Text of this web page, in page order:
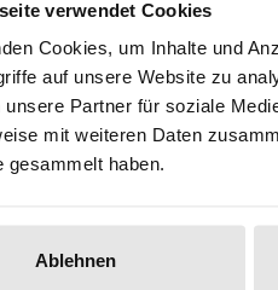
verwendet Cookies
Cookies, um Inhalte und
auf unsere Website zu
unsere Partner für soziale
mit weiteren Daten
gesammelt haben.
Ablehnen
Add
Delivery